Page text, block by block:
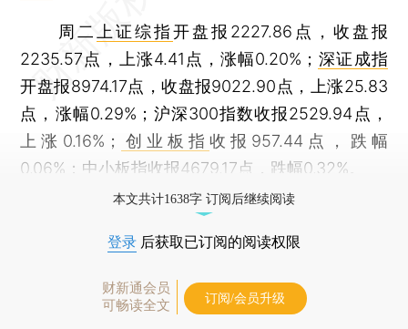
周二 上证综指开盘报2227.86点，收盘报
2235.57点，上涨4.41点，涨幅0.20%； 深证成指
开盘报8974.17点，收盘报9022.90点，上涨25.83
点，涨幅0.29%；沪深300指数收报2529.94点，
上涨0.16%；
创业板指收报957.44点，跌幅
0.06%； 中小板指收报4679.17点，跌幅0.32%。
本文共计1638字 订阅后继续阅读
登录 后获取已订阅的阅读权限
财新通会员
可畅读全文
订阅/会员升级